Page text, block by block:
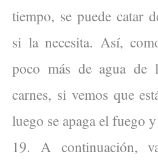
tiempo, se puede catar
si la necesita. Así,
poco más de agua de
carnes, si vemos que
luego se apaga el fuego
19. A continuación,